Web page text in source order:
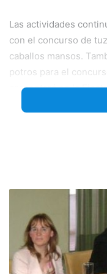
Las actividades
con el concurso de
caballos mansos.
potros para el
presentará en la
el primer puesto y de
participación de
Además, se
afuera por callejón,
tendrá un costo de
pesos en premios.